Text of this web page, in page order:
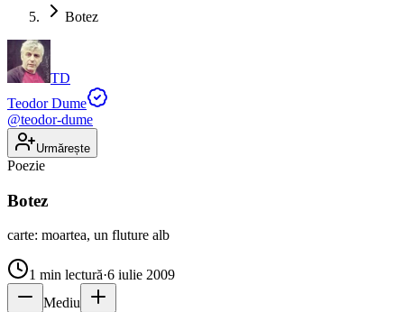
Botez
TD
Teodor Dume
@teodor-dume
Urmărește
Poezie
Botez
carte: moartea, un fluture alb
1 min lectură·6 iulie 2009
Mediu